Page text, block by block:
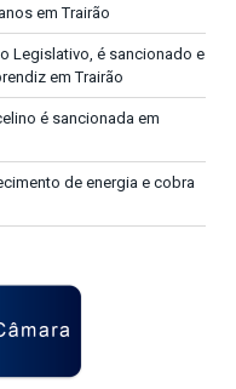
em Trairão
Legislativo, é sancionado e
em Trairão
é sancionada em
de energia e cobra